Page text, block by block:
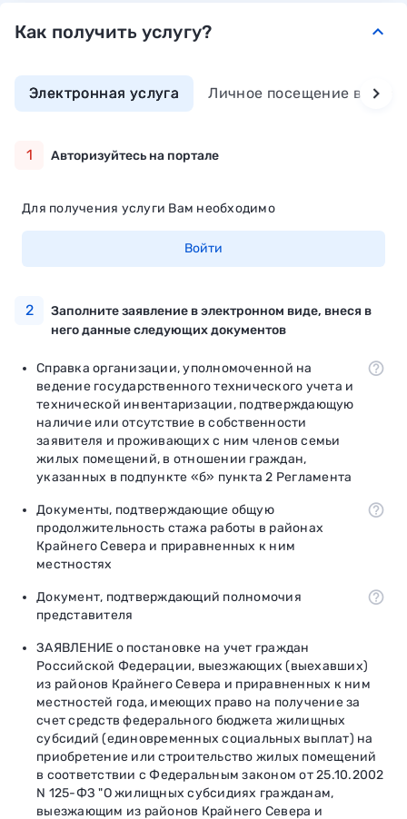
Как получить услугу? keyboard_arrow_down
Электронная услуга Личное посещение
1 Авторизуйтесь на портале
Для получения услуги Вам необходимо
Войти
2
Заполните заявление в электронном виде, внеся в
него данные следующих документов
Справка организации, уполномоченной на
ведение государственного технического учета и
технической инвентаризации, подтверждающую
наличие или отсутствие в собственности
заявителя и проживающих с ним членов семьи
жилых помещений, в отношении граждан,
указанных в подпункте «б» пункта 2 Регламента
Документы, подтверждающие общую
продолжительность стажа работы в районах
Крайнего Севера и приравненных к ним
местностях
Документ, подтверждающий полномочия
представителя
ЗАЯВЛЕНИЕ о постановке на учет граждан
Российской Федерации, выезжающих (выехавших)
из районов Крайнего Севера и приравненных к ним
местностей года, имеющих право на получение за
счет средств федерального бюджета жилищных
субсидий (единовременных социальных выплат) на
приобретение или строительство жилых помещений
в соответствии с Федеральным законом от 25.10.2002
N 125-ФЗ "О жилищных субсидиях гражданам,
выезжающим из районов Крайнего Севера и